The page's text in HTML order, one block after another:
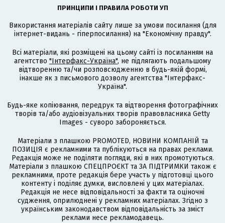
ПРИНЦИПИ І ПРАВИЛА РОБОТИ УП
Використання матеріалів сайту лише за умови посилання (для
інтернет-видань - гіперпосилання) на "Економічну правду".
Всі матеріали, які розміщені на цьому сайті із посиланням на
агентство "Інтерфакс-Україна", не підлягають подальшому
відтворенню та/чи розповсюдженню в будь-якій формі,
інакше як з письмового дозволу агентства "Інтерфакс-
Україна".
Будь-яке копіювання, передрук та відтворення фотографічних
творів та/або аудіовізуальних творів правовласника Getty
Images - суворо забороняється.
Матеріали з плашкою PROMOTED, НОВИНИ КОМПАНІЙ та
ПОЗИЦІЯ є рекламними та публікуються на правах реклами.
Редакція може не поділяти погляди, які в них промотуються.
Матеріали з плашкою СПЕЦПРОЄКТ та ЗА ПІДТРИМКИ також є
рекламними, проте редакція бере участь у підготовці цього
контенту і поділяє думки, висловлені у цих матеріалах.
Редакція не несе відповідальності за факти та оціночні
судження, оприлюднені у рекламних матеріалах. Згідно з
українським законодавством відповідальність за зміст
реклами несе рекламодавець.